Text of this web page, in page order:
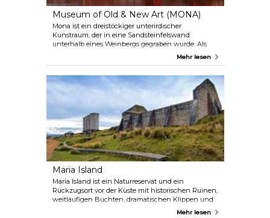
Museum of Old & New Art (MONA)
Mona ist ein dreistöckiger unterirdischer
Kunstraum, der in eine Sandsteinfelswand
unterhalb eines Weinbergs gegraben wurde. Als
größtes Privatmuseum Australiens ist das Mona mit
Australiens.
Mehr lesen
Maria Island
Maria Island ist ein Naturreservat und ein
Rückzugsort vor der Küste mit historischen Ruinen,
weitläufigen Buchten, dramatischen Klippen und
vielen Geschichten. Maria Island liegt vor derMehr lesen